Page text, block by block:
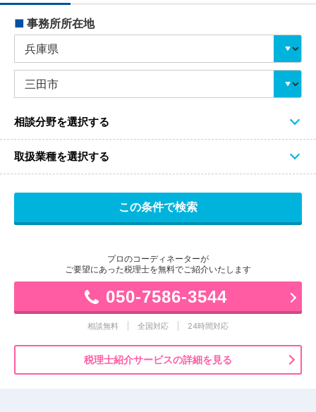
■ 事務所所在地
相談分野を選択する
取扱業種を選択する
プロのコーディネーターが
ご要望にあった税理士を無料でご紹介いたします
050-7586-3544
相談無料 全国対応 24時間対応
税理士紹介サービスの詳細を見る